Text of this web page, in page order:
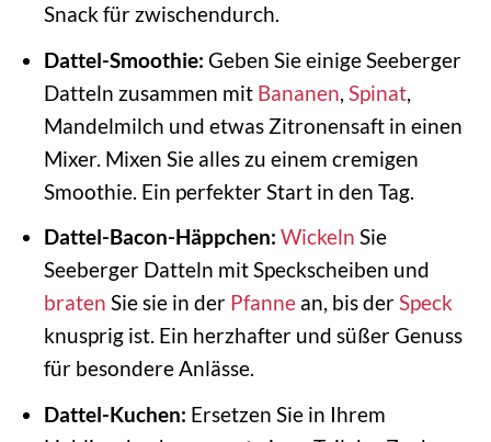
Snack für zwischendurch.
Dattel-Smoothie: Geben Sie einige Seeberger
Datteln zusammen mit Bananen, Spinat,
Mandelmilch und etwas Zitronensaft in einen
Mixer. Mixen Sie alles zu einem cremigen
Smoothie. Ein perfekter Start in den Tag.
Dattel-Bacon-Häppchen: Wickeln Sie
Seeberger Datteln mit Speckscheiben und
braten Sie sie in der Pfannean, bis derSpeck
knusprig ist. Ein herzhafter und süßer Genuss
für besondere Anlässe.
Dattel-Kuchen: Ersetzen Sie in Ihrem